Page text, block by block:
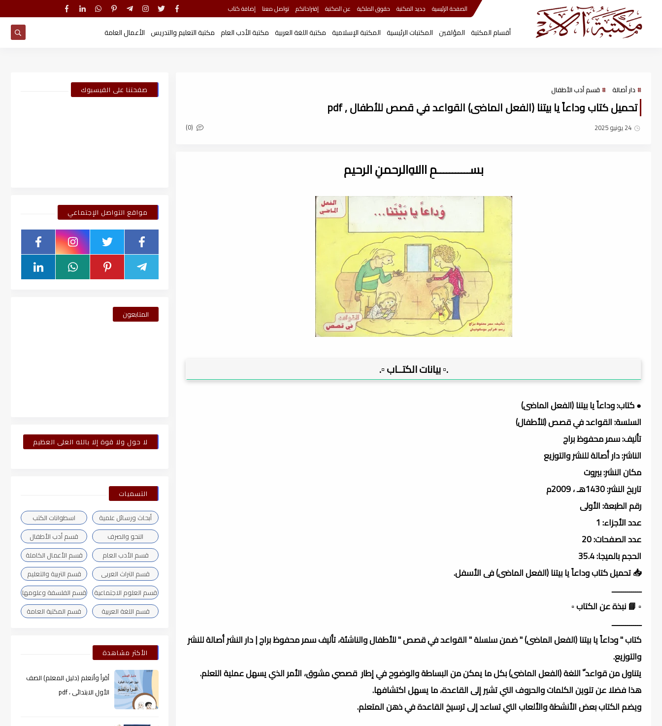
الصفحة الرئيسية جديد المكتبة حقوق الملكية عن المكتبة إقتراحاتكم تواصل معنا إضافة كتاب
أقسام المكتبة المؤلفين المكتبات الرئيسية المكتبة الإسلامية مكتبة اللغة العربية مكتبة الأدب العام مكتبة التعليم والتدريس الأعمال العامة
دار أصالة قسم أدب الأطفال
تحميل كتاب وداعاً يا بيتنا (الفعل الماضى) القواعد في قصص للأطفال , pdf
24 يونيو 2025 (0)
بســـــــــــمِ اﷲِالرحمنِ الرحيم
.▫️ بيانات الكتــاب ▫️.
● كتاب: وداعاً يا بيتنا (الفعل الماضى)
السلسة: القواعد في قصص (للأطفال)
تأليف: سمر محفوظ براج
الناشر: دار أصالة للنشر والتوزيع
مكان النشر: بيروت
تاريخ النشر: 1430هـ ، 2009م
رقم الطبعة: الأولى
عدد الأجزاء: 1
عدد الصفحات: 20
الحجم بالميجا: 35.4
📥 تحميل كتاب وداعاً يا بيتنا (الفعل الماضى) فى الأسفل.
ـــــــــــــــ
▫️ 📘 نبذة عن الكتاب ▫️
ـــــــــــــــ
كتاب " وداعاً يا بيتنا (الفعل الماضى) " ضمن سلسلة " القواعد في قصص " للأطفال والناشئة، تأليف سمر محفوظ براج | دار النشر أصالة للنشر
والتوزيع.
يتناول من قواعد ّ اللغة (الفعل الماضى) بكل ما يمكن من البساطة والوضوح في إطار قصصي مشوق، الأمر الذي يسهل عملية التعلم.
هذا فضلا عن تلوين الكلمات والحروف التي تشير إلى القاعدة، ما يسهل اكتشافها.
ويضم الكتاب بعض الأنشطة والألعاب التي تساعد إلى ترسيخ القاعدة في ذهن المتعلم.
صفحتنا على الفيسبوك
مواقع التواصل الإجتماعي
المتابعون
لا حول ولا قوة إلا بالله العلى العظيم
التسميات
أبحاث ورسائل علمية
اسطوانات الكتب
النحو والصرف
قسم أدب الأطفال
قسم الأدب العام
قسم الأعمال الكاملة
قسم التراث العربى
قسم التربية والتعليم
قسم العلوم الاجتماعية
قسم الفلسفة وعلومها
قسم اللغة العربية
قسم المكتبة العامة
الأكثر مشاهدة
أقرأ وأتعلم (دليل المعلم) الصف
الأول الابتدائى ، pdf